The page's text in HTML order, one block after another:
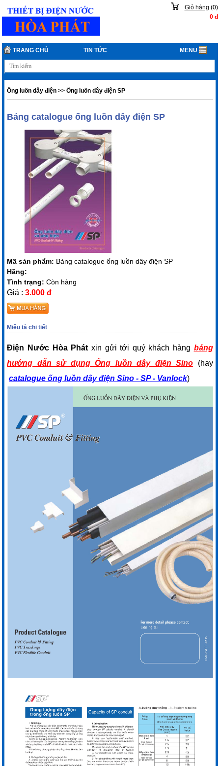
Giỏ hàng (0)
0đ
TRANG CHỦ TIN TỨC MENU
Ống luồn dây điện >>Ống luồn dây điện SP
Bảng catalogue ống luồn dây điện SP
Mã sản phẩm: Bảng catalogue ống luồn dây điện SP
Hãng:
Tình trạng:Còn hàng
Giá :3.000 đ
Miêu tả chi tiết
Điện Nước Hòa Phát xin gửi tới quý khách hàng bảng
hướng dẫn sử dụng Ống luồn dây điện Sino (hay
catalogue ống luồn dây điện Sino - SP - Vanlock)